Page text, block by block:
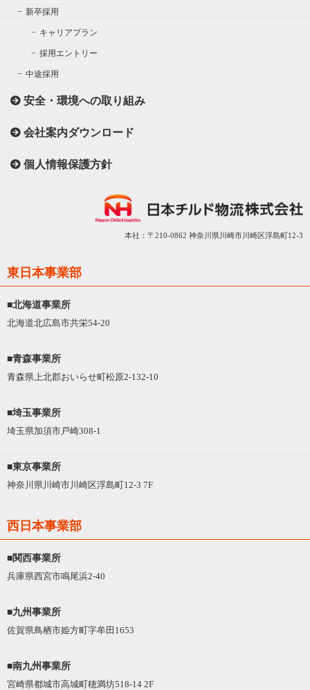
新卒採用
キャリアプラン
採用エントリー
中途採用
安全・環境への取り組み
会社案内ダウンロード
個人情報保護方針
本社：〒210-0862 神奈川県川崎市川崎区浮島町12-3
東日本事業部
■北海道事業所
北海道北広島市共栄54-20
■青森事業所
青森県上北郡おいらせ町松原2-132-10
■埼玉事業所
埼玉県加須市戸崎308-1
■東京事業所
神奈川県川崎市川崎区浮島町12-3 7F
西日本事業部
■関西事業所
兵庫県西宮市鳴尾浜2-40
■九州事業所
佐賀県鳥栖市姫方町字牟田1653
■南九州事業所
宮崎県都城市高城町穂満坊518-14 2F